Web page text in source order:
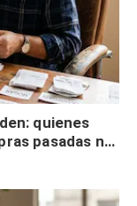
quienes
pasadas no
de